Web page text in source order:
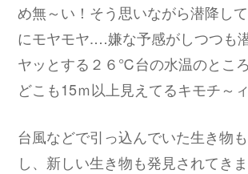
め無～い！そう思いながら潜降し
にモヤモヤ.…嫌な予感がしつつも
ヤッとする２６℃台の水温のとこ
どこも15ｍ以上見えてるキモチ～ィ
台風などで引っ込んでいた生き物
し、新しい生き物も発見されてき